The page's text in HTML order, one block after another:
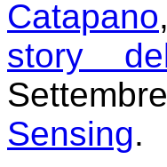
Catapano
story
Sensing.